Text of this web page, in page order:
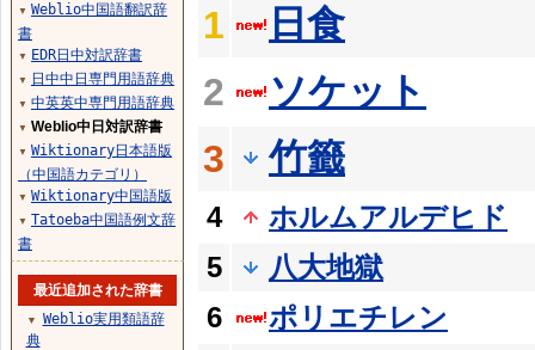
1
日食
2
ソケット
3
竹籤
4
ホルムアルデヒド
5
八大地獄
6
ポリエチレン
▼ Weblio中国語翻訳辞
書
▼ EDR日中対訳辞書
▼ 日中中日専門用語辞典
▼ 中英英中専門用語辞典
▼ Weblio中日対訳辞書
▼ Wiktionary日本語版
（中国語カテゴリ）
▼ Wiktionary中国語版
▼ Tatoeba中国語例文辞
書
最近追加された辞書
▼
Weblio実用類語辞
典